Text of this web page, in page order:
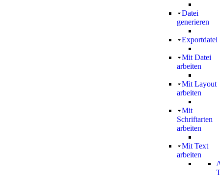
Datei
generieren
Exportdatei
Mit Datei
arbeiten
Mit Layout
arbeiten
Mit
Schriftarten
arbeiten
Mit Text
arbeiten